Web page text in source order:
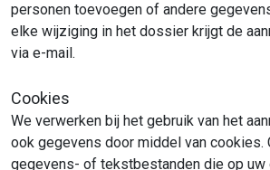
personen toevoegen of andere
elke wijziging in het dossier krijgt de
via e-mail.
Cookies
We verwerken bij het gebruik van het
ook gegevens door middel van cookies.
gegevens- of tekstbestanden die op uw